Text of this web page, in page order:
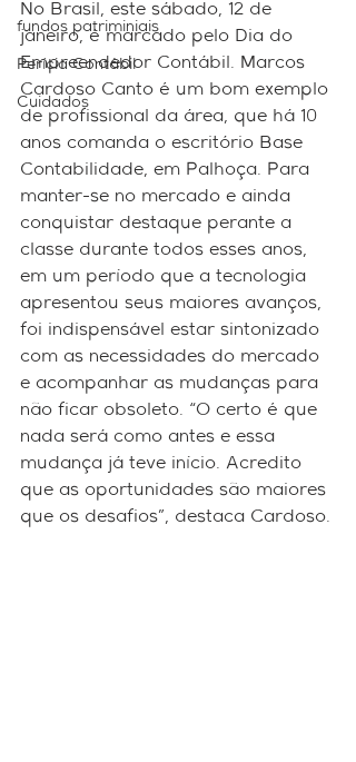
fundos patriminiais
Perícia Contábil
Cuidados
No Brasil, este sábado, 12 de
janeiro, é marcado pelo Dia do
Empreendedor Contábil. Marcos
Cardoso Canto é um bom exemplo
de profissional da área, que há 10
anos comanda o escritório Base
Contabilidade, em Palhoça. Para
manter-se no mercado e ainda
conquistar destaque perante a
classe durante todos esses anos,
em um período que a tecnologia
apresentou seus maiores avanços,
foi indispensável estar sintonizado
com as necessidades do mercado
e acompanhar as mudanças para
não ficar obsoleto. “O certo é que
nada será como antes e essa
mudança já teve início. Acredito
que as oportunidades são maiores
que os desafios”, destaca Cardoso.